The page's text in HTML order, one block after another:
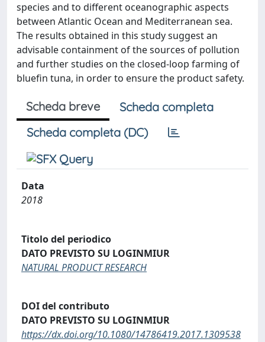
species and to different oceanographic aspects
between Atlantic Ocean and Mediterranean sea.
The results obtained in this study suggest an
advisable containment of the sources of pollution
and further studies on the closed-loop farming of
bluefin tuna, in order to ensure the product safety.
Scheda breve
Scheda completa
Scheda completa (DC)
Data
2018
Titolo del periodico
DATO PREVISTO SU LOGINMIUR
NATURAL PRODUCT RESEARCH
DOI del contributo
DATO PREVISTO SU LOGINMIUR
https://dx.doi.org/10.1080/14786419.2017.1309538